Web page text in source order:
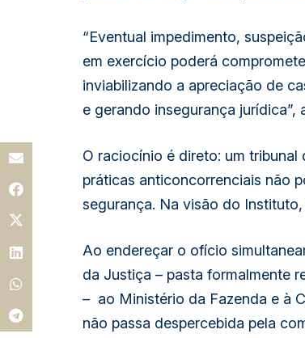
“Eventual impedimento,
em exercício poderá
inviabilizando a apreciação de
e gerando insegurança
O raciocínio é direto: um
práticas anticoncorrenciais não
segurança. Na visão do
Ao endereçar o ofício
da Justiça – pasta formalmente
– ao Ministério da Fazenda e à
não passa despercebida pela